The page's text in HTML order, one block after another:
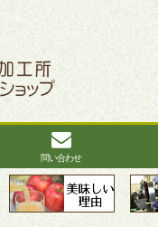
問い合わせ